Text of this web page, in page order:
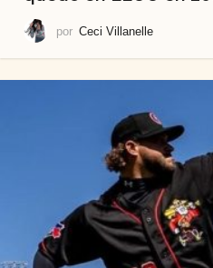
por Ceci Villanelle